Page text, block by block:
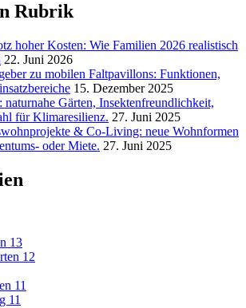
Rubrik
hoher Kosten: Wie Familien 2026 realistisch
22. Juni 2026
zu mobilen Faltpavillons: Funktionen,
15. Dezember 2025
naturnahe Gärten, Insektenfreundlichkeit,
für Klimaresilienz. 27. Juni 2025
& Co-Living: neue Wohnformen
oder Miete. 27. Juni 2025
13
12
11
11